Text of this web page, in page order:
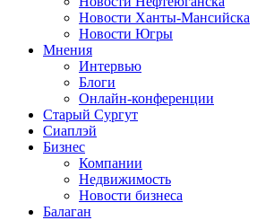
Новости Ханты-Мансийска
Новости Югры
Мнения
Интервью
Блоги
Онлайн-конференции
Старый Сургут
Сиаплэй
Бизнес
Компании
Недвижимость
Новости бизнеса
Балаган